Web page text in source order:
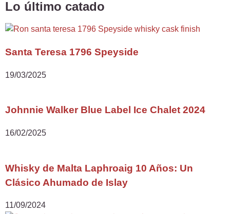
Lo último catado
Santa Teresa 1796 Speyside
19/03/2025
Johnnie Walker Blue Label Ice Chalet 2024
16/02/2025
Whisky de Malta Laphroaig 10 Años: Un
Clásico Ahumado de Islay
11/09/2024